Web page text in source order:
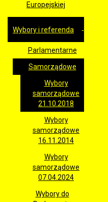
Europejskiej
Wybory i referenda
Parlamentarne
Samorządowe
Wybory
samorządowe
21.10.2018
Wybory
samorządowe
16.11.2014
Wybory
samorządowe
07.04.2024
Wybory do